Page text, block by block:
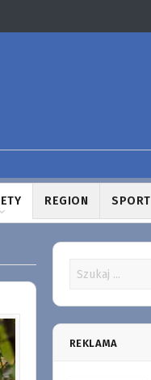
REGION SPORT
REKLAMA